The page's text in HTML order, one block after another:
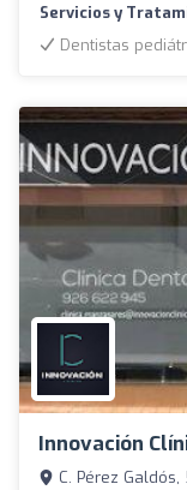
Servicios y
Dentistas
Innovación
C. Pérez